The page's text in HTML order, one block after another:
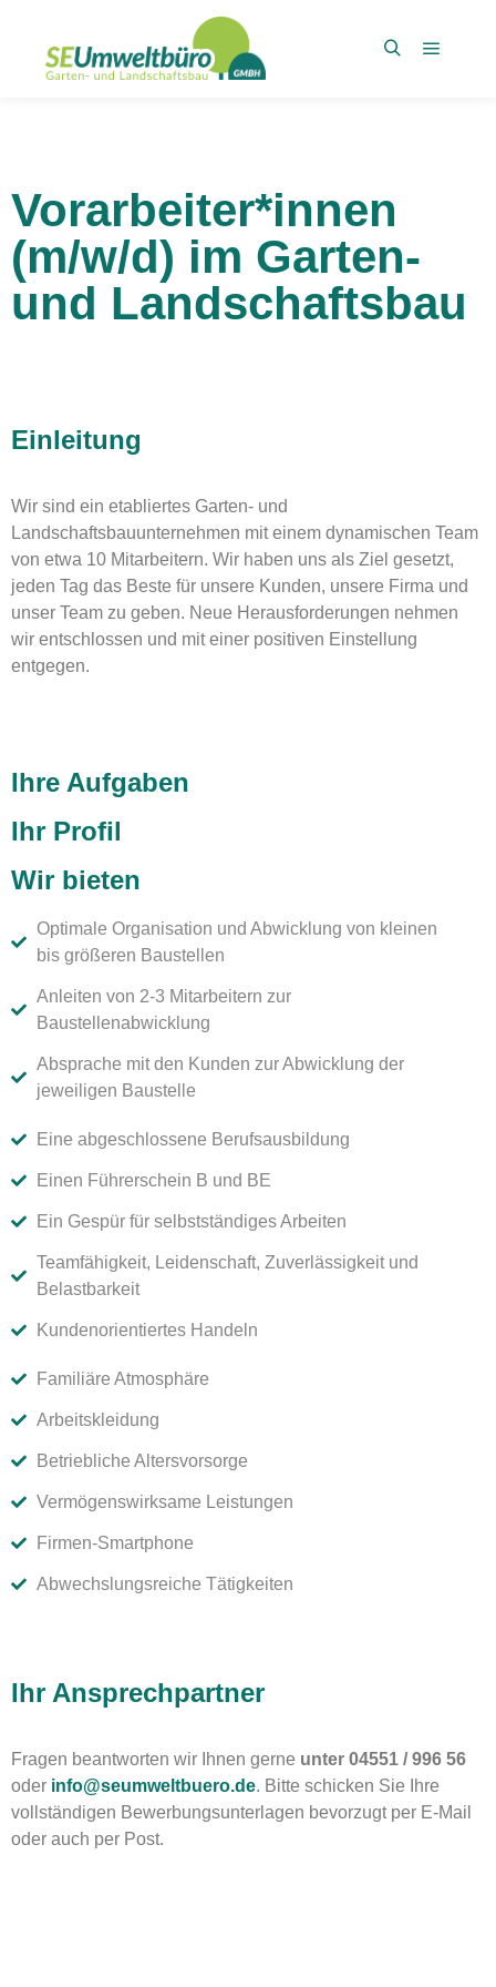
Vorarbeiter*innen
(m/w/d) im Garten-
und Landschaftsbau
Einleitung
Wir sind ein etabliertes Garten- und
Landschaftsbauunternehmen mit einem dynamischen Team
von etwa 10 Mitarbeitern. Wir haben uns als Ziel gesetzt,
jeden Tag das Beste für unsere Kunden, unsere Firma und
unser Team zu geben. Neue Herausforderungen nehmen
wir entschlossen und mit einer positiven Einstellung
entgegen.
Ihre Aufgaben
Ihr Profil
Wir bieten
Optimale Organisation und Abwicklung von kleinen
bis größeren Baustellen
Anleiten von 2-3 Mitarbeitern zur
Baustellenabwicklung
Absprache mit den Kunden zur Abwicklung der
jeweiligen Baustelle
Eine abgeschlossene Berufsausbildung
Einen Führerschein B und BE
Ein Gespür für selbstständiges Arbeiten
Teamfähigkeit, Leidenschaft, Zuverlässigkeit und
Belastbarkeit
Kundenorientiertes Handeln
Familiäre Atmosphäre
Arbeitskleidung
Betriebliche Altersvorsorge
Vermögenswirksame Leistungen
Firmen-Smartphone
Abwechslungsreiche Tätigkeiten
Ihr Ansprechpartner
Fragen beantworten wir Ihnen gerne unter 04551 / 996 56
oder info@seumweltbuero.de. Bitte schicken Sie Ihre
vollständigen Bewerbungsunterlagen bevorzugt per E-Mail
oder auch per Post.